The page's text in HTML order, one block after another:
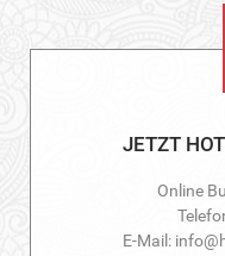
JETZT
Online
E-Mail: